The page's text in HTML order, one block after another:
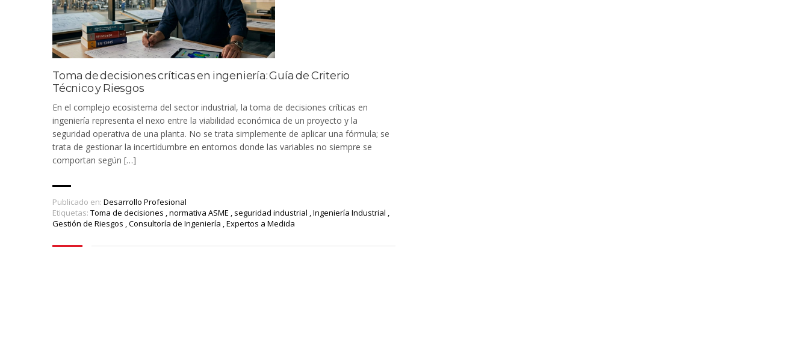
Toma de decisiones críticas en ingeniería: Guía de Criterio
Técnico y Riesgos
En el complejo ecosistema del sector industrial, la toma de decisiones críticas en
ingeniería representa el nexo entre la viabilidad económica de un proyecto y la
seguridad operativa de una planta. No se trata simplemente de aplicar una fórmula; se
trata de gestionar la incertidumbre en entornos donde las variables no siempre se
comportan según […]
Publicado en: Desarrollo Profesional
Etiquetas: Toma de decisiones ,normativa ASME , seguridad industrial ,Ingeniería Industrial ,
Gestión de Riesgos ,Consultoría de Ingeniería ,Expertos a Medida